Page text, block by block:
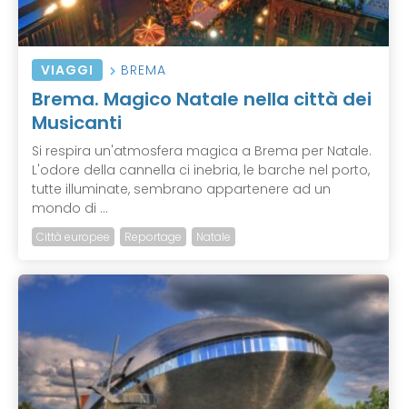
VIAGGI BREMA
Brema. Magico Natale nella città dei
Musicanti
Si respira un'atmosfera magica a Brema per Natale.
L'odore della cannella ci inebria, le barche nel porto,
tutte illuminate, sembrano appartenere ad un
mondo di ...
Città europee Reportage Natale